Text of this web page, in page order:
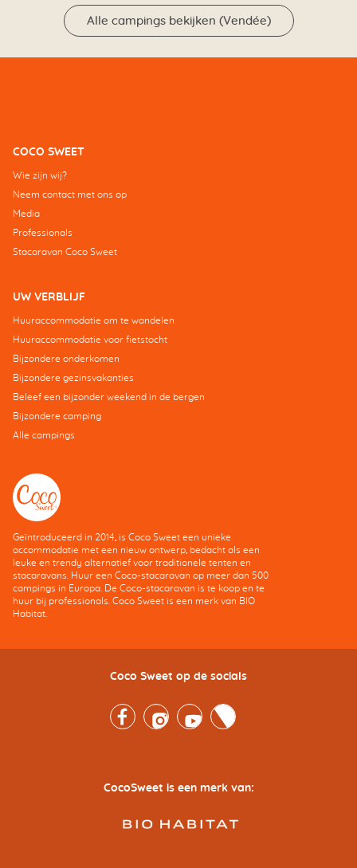
Alle campings bekijken (Vendée)
COCO SWEET
Wie zijn wij?
Neem contact met ons op
Media
Professionals
Stacaravan Coco Sweet
UW VERBLIJF
Huuraccommodatie om te wandelen
Huuraccommodatie voor fietstocht
Bijzondere onderkomen
Bijzondere gezinsvakanties
Beleef een bijzonder weekend in de bergen
Bijzondere camping
Alle campings
Geïntroduceerd in 2014, is Coco Sweet een unieke
accommodatie met een nieuw ontwerp, bedacht als een
leuke en trendy alternatief voor traditionele tenten en
stacaravans. Huur een Coco-stacaravan op meer dan 500
campings in Europa. De Coco-stacaravan is te koop en te
huur bij professionals. Coco Sweet is een merk van BIO
Habitat.
Coco Sweet op de socials
FacebookInstagramYoutubeTwitter
CocoSweet is een merk van: